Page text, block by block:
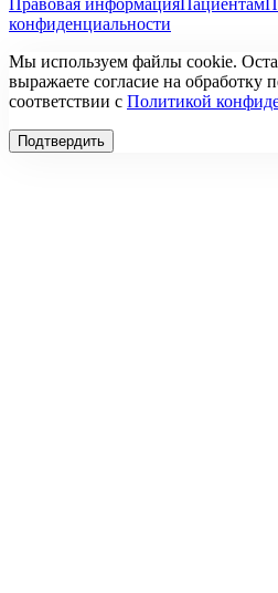
Правовая информацияПациентам
конфиденциальности
Мы используем файлы cookie.
выражаете согласие на обработку
соответствии с Политикой
Подтвердить